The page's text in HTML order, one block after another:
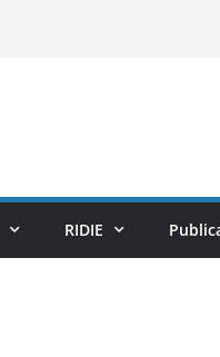
RIDIE